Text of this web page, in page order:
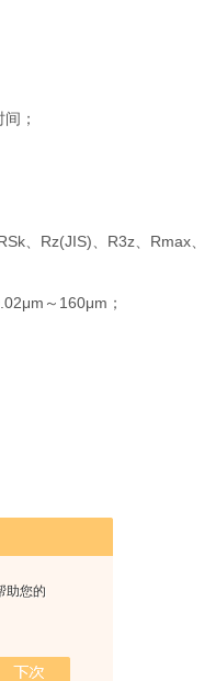
助您的
；
Rz(JIS)、R3z、Rmax
～160μm；